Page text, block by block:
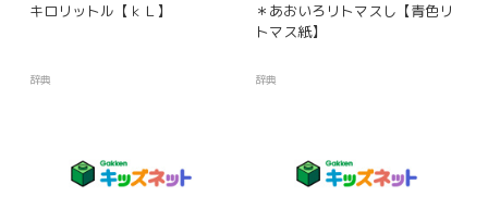
キロリットル【ｋＬ】
辞典
＊あおいろリトマスし【青色リ
トマス紙】
辞典